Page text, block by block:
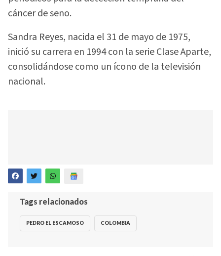
cáncer de seno.
Sandra Reyes, nacida el 31 de mayo de 1975,
inició su carrera en 1994 con la serie Clase Aparte,
consolidándose como un ícono de la televisión
nacional.
Tags relacionados
PEDRO EL ESCAMOSO COLOMBIA